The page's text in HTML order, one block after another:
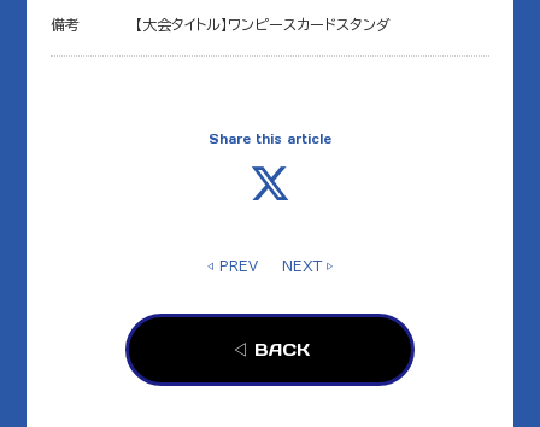
備考 【大会タイトル】ワンピースカードスタンダ
Share this article
◁ PREV NEXT ▷
◁ BACK